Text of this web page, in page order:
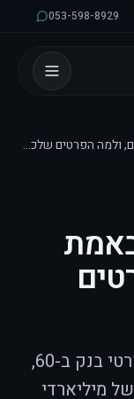
053-598-8929
הרשת האפלה: מה באמת קורה שם, ולמה הפרטים שלכם אולי כבר שם
חשבון פייסבוק פרוץ ב-25 דולר, פרטי בנק ב-60,
מיליארדי